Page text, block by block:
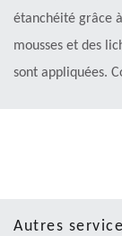
étanchéité grâce
mousses et des
sont appliquées.
Autres